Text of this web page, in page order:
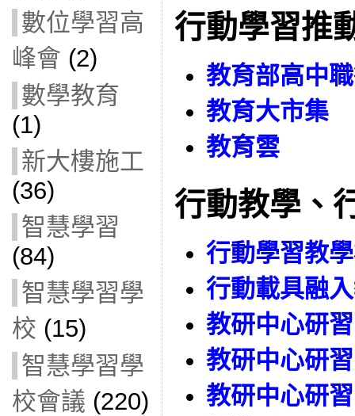
數位學習高
峰會 (2)
數學教育
(1)
新大樓施工
(36)
智慧學習
(84)
智慧學習學
校 (15)
智慧學習學
校會議 (220)
行動學習推
教育部高中
教育大市集
教育雲
行動教學、
行動學習教
行動載具融
教研中心研
教研中心研
教研中心研